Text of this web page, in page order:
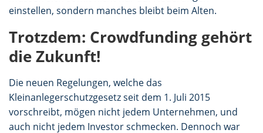
einstellen, sondern manches bleibt beim Alten.
Trotzdem: Crowdfunding gehört
die Zukunft!
Die neuen Regelungen, welche das
Kleinanlegerschutzgesetz seit dem 1. Juli 2015
vorschreibt, mögen nicht jedem Unternehmen, und
auch nicht jedem Investor schmecken. Dennoch war